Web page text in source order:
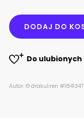
DODAJ DO
Do ulubionych
Autor: © drakuliren